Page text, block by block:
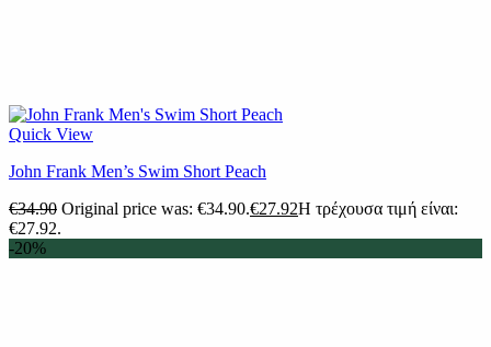
Quick View
John Frank Men’s Swim Short Peach
€34.90 Original price was: €34.90.€27.92Η τρέχουσα τιμή είναι:
€27.92.
-20%